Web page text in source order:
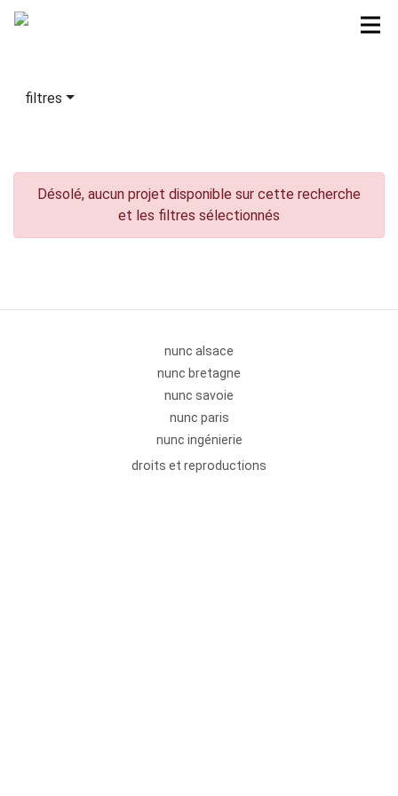
filtres
Désolé, aucun projet disponible sur cette recherche
et les filtres sélectionnés
nunc alsace
nunc bretagne
nunc savoie
nunc paris
nunc ingénierie
droits et reproductions